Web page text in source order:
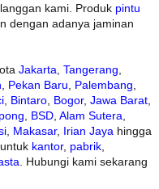
kami. Produk pintu
dengan adanya jaminan
Jakarta Tangerang
Pekan Baru Palembang
, Bintaro, Bogor, Jawa Barat,
BSD, Alam Sutera
, Makasar, Irian Jaya hingga
untuk kantor, pabrik,
. Hubungi kami sekarang